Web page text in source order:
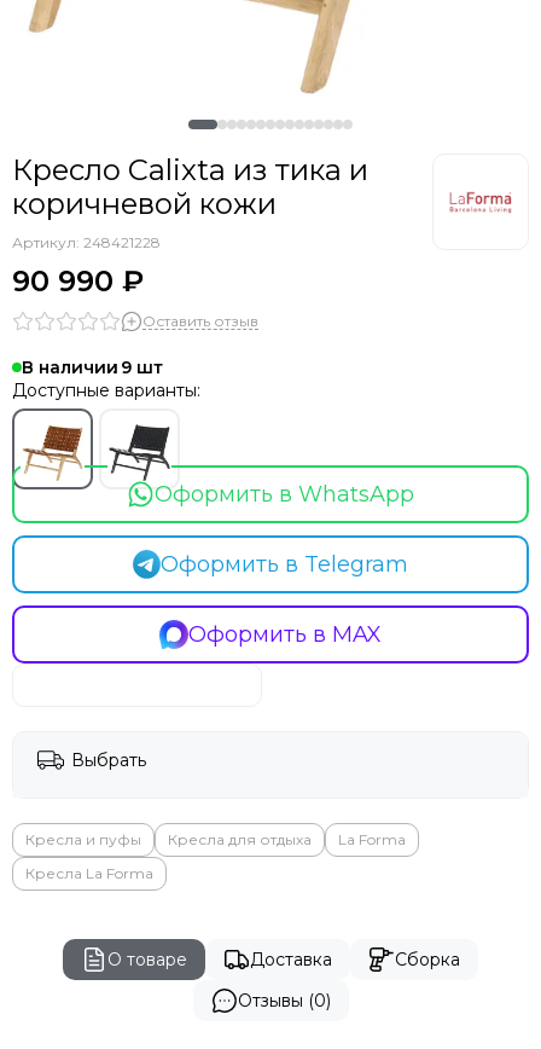
Кресло Calixta из тика и
коричневой кожи
Артикул: 248421228
90 990 ₽
Оставить отзыв
В наличии 9
Доступные варианты:
Оформить в WhatsApp
Оформить в Telegram
Оформить в MAX
Выбрать
Кресла и пуфы Кресла для отдыха
La Forma
Кресла La Forma
О товаре Доставка
Сборка
Отзывы (0)